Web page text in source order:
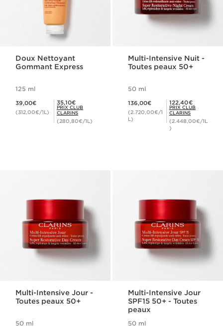
Doux Nettoyant
Gommant Express
125 ml
39,00€
(312,00€/1L)
Prix Club Clarins 35,10€
35,10€
PRIX CLUB
CLARINS
(280,80€/1L)
Multi-Intensive Nuit -
Toutes peaux 50+
50 ml
136,00€
(2.720,00€/1
L)
Prix Club Clarins 122,40€
122,40€
PRIX CLUB
CLARINS
(2.448,00€/1L
)
Multi-Intensive Jour -
Toutes peaux 50+
50 ml
Multi-Intensive Jour
SPF15 50+ - Toutes
peaux
50 ml